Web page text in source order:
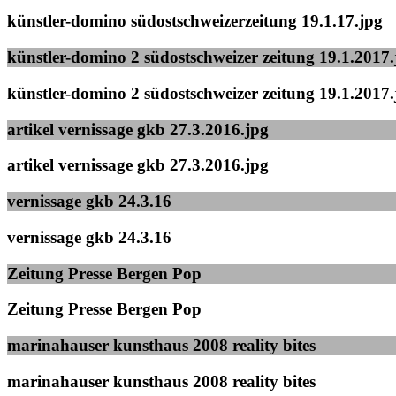
künstler-domino südostschweizerzeitung 19.1.17.jpg
künstler-domino 2 südostschweizer zeitung
künstler-domino 2 südostschweizer zeitung
artikel vernissage gkb 27.3.2016.jpg
artikel vernissage gkb 27.3.2016.jpg
vernissage gkb 24.3.16
vernissage gkb 24.3.16
Zeitung Presse Bergen Pop
Zeitung Presse Bergen Pop
marinahauser kunsthaus 2008 reality bites
marinahauser kunsthaus 2008 reality bites